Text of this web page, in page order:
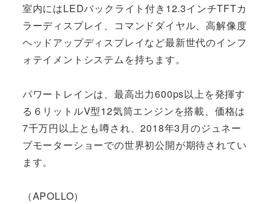
室内にはLEDバックライト付き12.3インチTFTカ
ラーディスプレイ、コマンドダイヤル、高解像度
ヘッドアップディスプレイなど最新世代のインフ
ォテイメントシステムを持ちます。
パワートレインは、最高出力600ps以上を発揮す
る６リットルV型12気筒エンジンを搭載、価格は
7千万円以上とも噂され、2018年3月のジュネー
ブモーターショーでの世界初公開が期待されてい
ます。
（APOLLO）